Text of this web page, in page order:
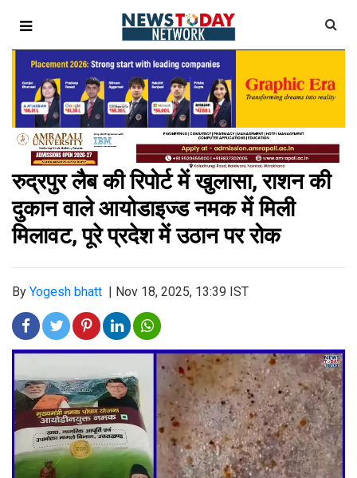
रुद्रपुर लैब की रिपोर्ट में खुलासा, राशन की
दुकान वाले आयोडाइज्ड नमक में मिली
मिलावट, पूरे प्रदेश में उठान पर रोक
By Yogesh bhatt Nov 18, 2025, 13:39 IST